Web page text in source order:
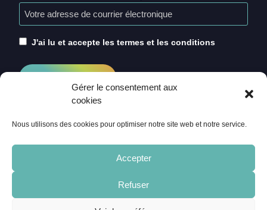
Gérer le consentement aux
cookies
Nous utilisons des cookies pour optimiser notre site web et notre service.
Accepter
Refuser
J'ai lu et accepte les termes et les conditions
CRÉDITS
MENTIONS LÉGALES